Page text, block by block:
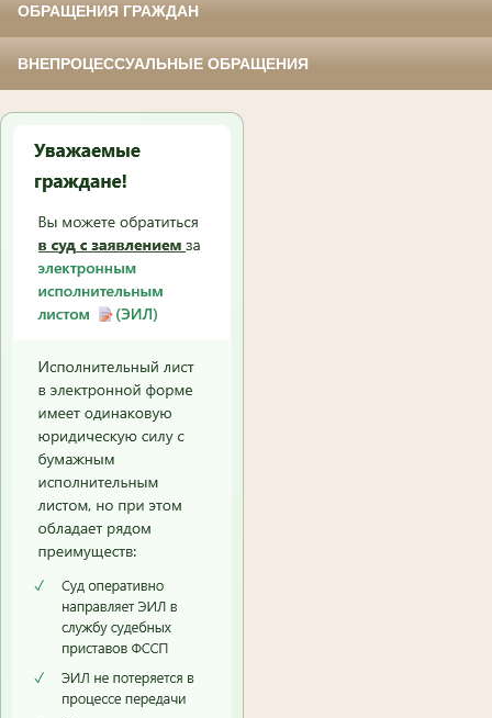
ОБРАЩЕНИЯ ГРАЖДАН
ВНЕПРОЦЕССУАЛЬНЫЕ ОБРАЩЕНИЯ